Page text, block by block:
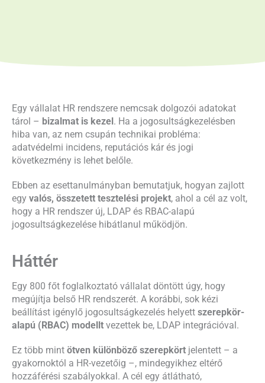
Egy vállalat HR rendszere nemcsak dolgozói adatokat
tárol – bizalmat is kezel . Ha a jogosultságkezelésben
hiba van, az nem csupán technikai probléma:
adatvédelmi incidens, reputációs kár és jogi
következmény is lehet belőle.
Ebben az esettanulmányban bemutatjuk, hogyan zajlott
egy valós, összetett tesztelési projekt, ahol a cél az volt,
hogy a HR rendszer új, LDAP és RBAC-alapú
jogosultságkezelése hibátlanul működjön.
Háttér
Egy 800 főt foglalkoztató vállalat döntött úgy, hogy
megújítja belső HR rendszerét. A korábbi, sok kézi
beállítást igénylő jogosultságkezelés helyett szerepkör-
alapú (RBAC) modellt vezettek be, LDAP integrációval.
Ez több mint ötven különböző szerepkört jelentett – a
gyakornoktól a HR-vezetőig –, mindegyikhez eltérő
hozzáférési szabályokkal. A cél egy átlátható,